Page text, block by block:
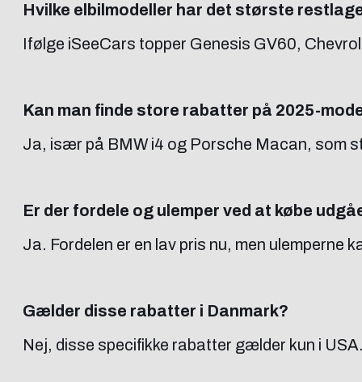
Hvilke elbilmodeller har det største
Ifølge iSeeCars topper Genesis GV60,
Kan man finde store rabatter på 2025-
Ja, især på BMW i4 og Porsche Macan, som
Er der fordele og ulemper ved at købe
Ja. Fordelen er en lav pris nu, men
Gælder disse rabatter i Danmark?
Nej, disse specifikke rabatter gælder kun i